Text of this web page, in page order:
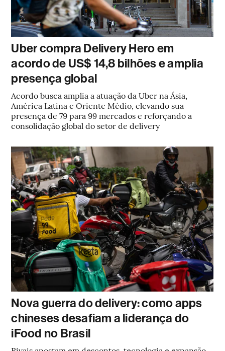
Uber compra Delivery Hero em
acordo de US$ 14,8 bilhões e amplia
presença global
Acordo busca amplia a atuação da Uber na Ásia,
América Latina e Oriente Médio, elevando sua
presença de 79 para 99 mercados e reforçando a
consolidação global do setor de delivery
Nova guerra do delivery: como apps
chineses desafiam a liderança do
iFood no Brasil